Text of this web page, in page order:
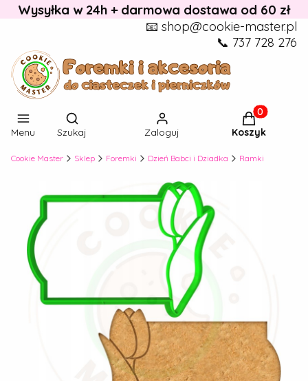
Wysyłka w 24h + darmowa dostawa od 60 zł
📧 shop@cookie-master.pl
📞 737 728 276
Menu
Otwórz wyszukiwarkę
Szukaj Zaloguj
Produkty w
Koszyk
Cookie Master Sklep Foremki Dzień Babci i Dziadka Ramki